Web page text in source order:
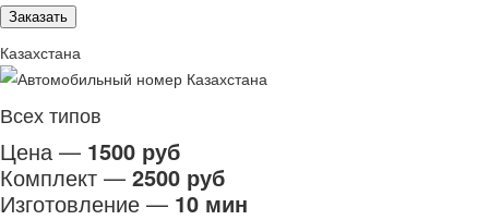
Заказать
Казахстана
Всех типов
Цена — 1500 руб
Комплект — 2500 руб
Изготовление — 10 мин